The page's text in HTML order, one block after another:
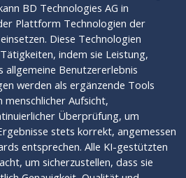
BD Technologies AG in
Plattform Technologien der
Diese Technologien
indem sie Leistung,
allgemeine Benutzererlebnis
werden als ergänzende Tools
Aufsicht,
Überprüfung, um
stets korrekt, angemessen
entsprechen. Alle KI-gestützten
um sicherzustellen, dass sie